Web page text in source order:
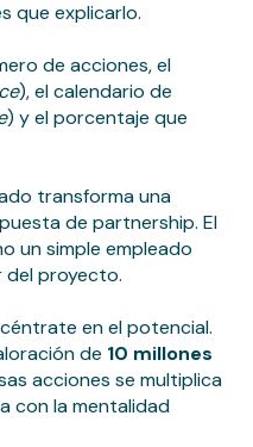
que explicarlo.
de acciones, el
), el calendario de
) y el porcentaje que
transforma una
de partnership. El
un simple empleado
proyecto.
en el potencial.
de 10 millones
acciones se multiplica
con la mentalidad